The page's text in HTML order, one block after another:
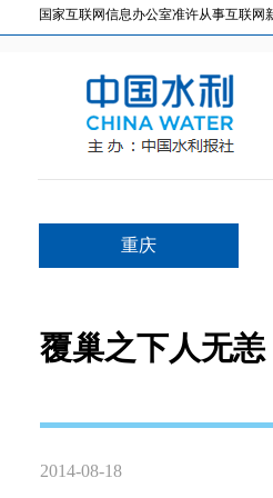
国家互联网信息办公室准许从事互联网
重庆
覆巢之下人无恙
2014-08-18